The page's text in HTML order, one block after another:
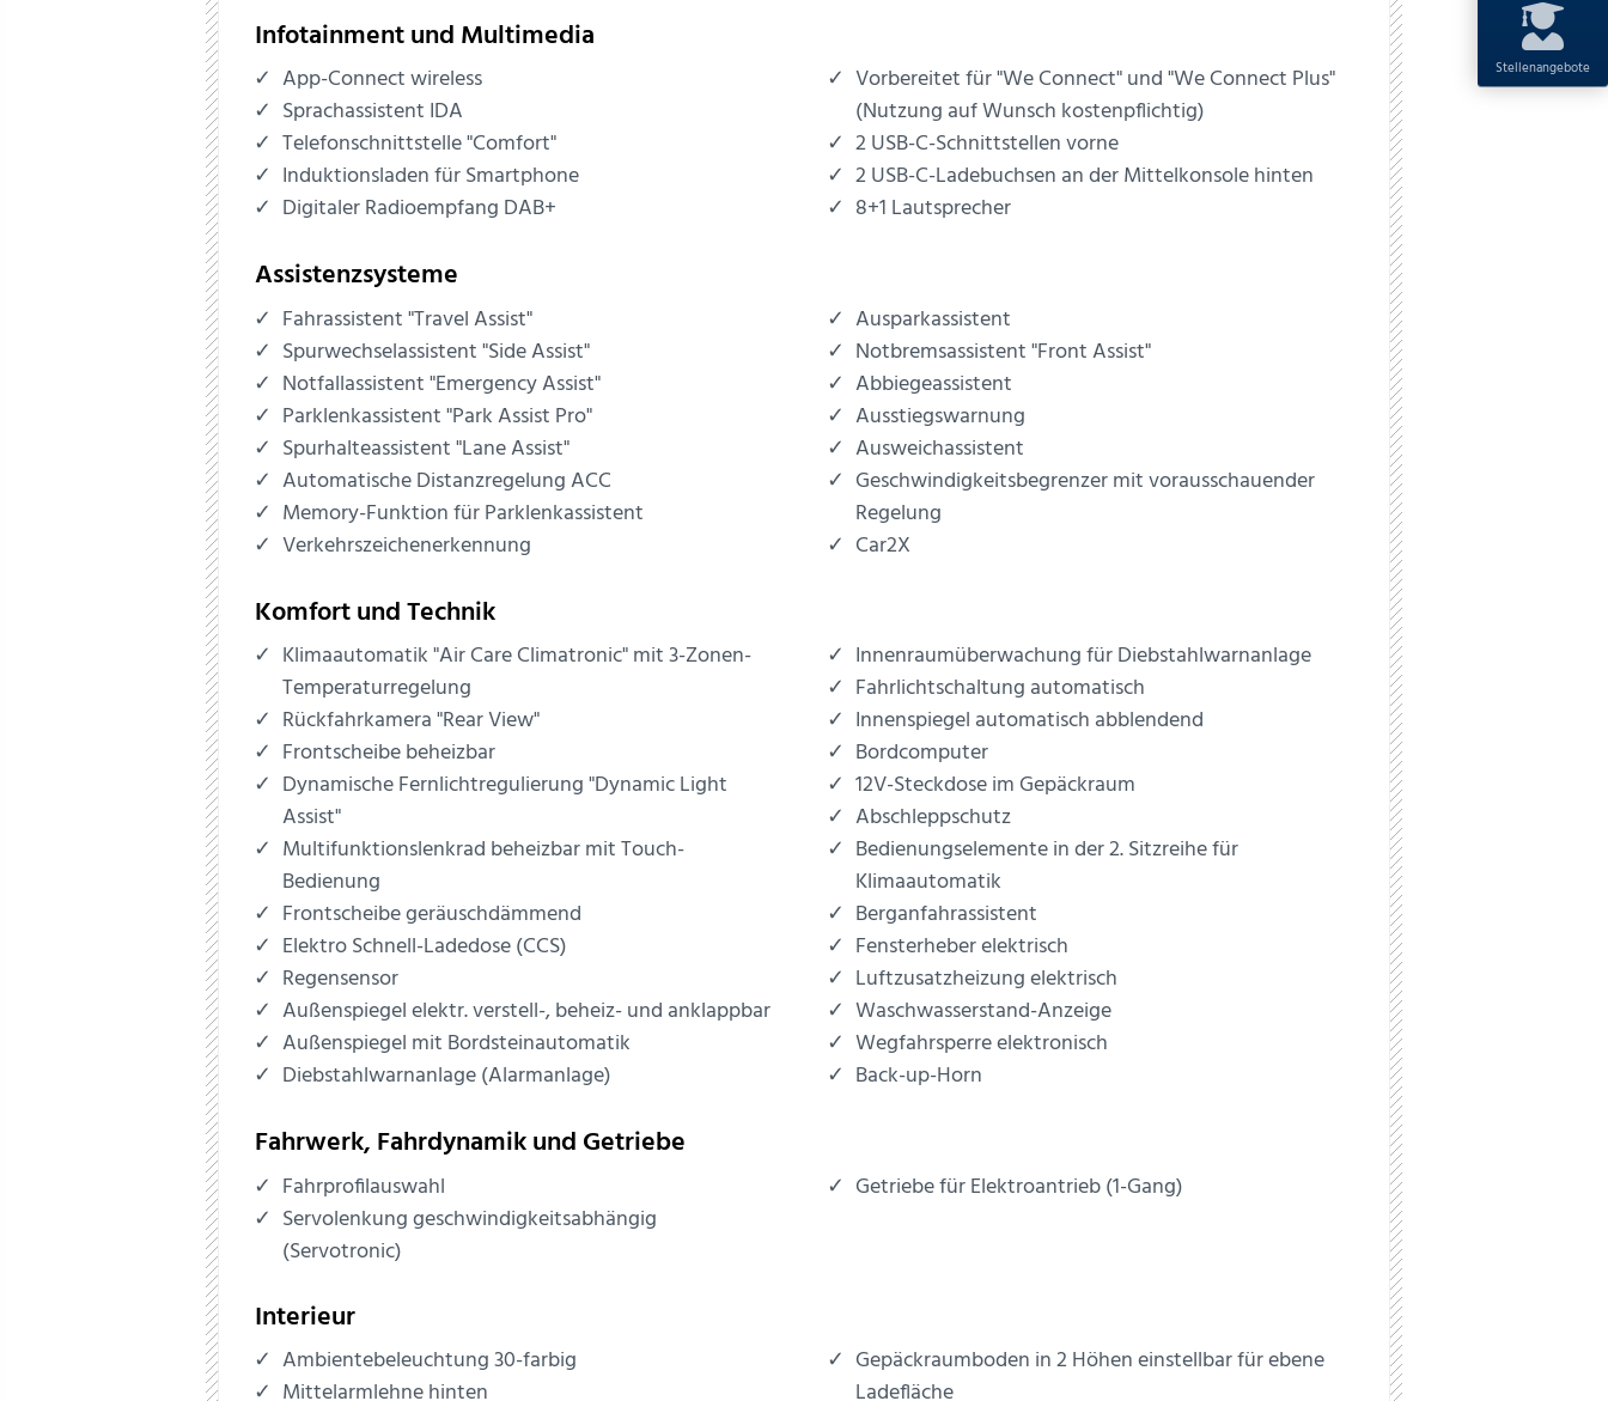
Stellenangebote
Infotainment und Multimedia
App-Connect wireless
Sprachassistent IDA
Telefonschnittstelle "Comfort"
Induktionsladen für Smartphone
Digitaler Radioempfang DAB+
Vorbereitet für "We Connect" und "We Connect Plus"
(Nutzung auf Wunsch kostenpflichtig)
2 USB-C-Schnittstellen vorne
2 USB-C-Ladebuchsen an der Mittelkonsole hinten
8+1 Lautsprecher
Assistenzsysteme
Fahrassistent "Travel Assist"
Spurwechselassistent "Side Assist"
Notfallassistent "Emergency Assist"
Parklenkassistent "Park Assist Pro"
Spurhalteassistent "Lane Assist"
Automatische Distanzregelung ACC
Memory-Funktion für Parklenkassistent
Verkehrszeichenerkennung
Ausparkassistent
Notbremsassistent "Front Assist"
Abbiegeassistent
Ausstiegswarnung
Ausweichassistent
Geschwindigkeitsbegrenzer mit vorausschauender
Regelung
Car2X
Komfort und Technik
Klimaautomatik "Air Care Climatronic" mit 3-Zonen-
Temperaturregelung
Rückfahrkamera "Rear View"
Frontscheibe beheizbar
Dynamische Fernlichtregulierung "Dynamic Light
Assist"
Multifunktionslenkrad beheizbar mit Touch-
Bedienung
Frontscheibe geräuschdämmend
Elektro Schnell-Ladedose (CCS)
Regensensor
Außenspiegel elektr. verstell-, beheiz- und anklappbar
Außenspiegel mit Bordsteinautomatik
Diebstahlwarnanlage (Alarmanlage)
Innenraumüberwachung für Diebstahlwarnanlage
Fahrlichtschaltung automatisch
Innenspiegel automatisch abblendend
Bordcomputer
12V-Steckdose im Gepäckraum
Abschleppschutz
Bedienungselemente in der 2. Sitzreihe für
Klimaautomatik
Berganfahrassistent
Fensterheber elektrisch
Luftzusatzheizung elektrisch
Waschwasserstand-Anzeige
Wegfahrsperre elektronisch
Back-up-Horn
Fahrwerk, Fahrdynamik und Getriebe
Fahrprofilauswahl
Servolenkung geschwindigkeitsabhängig
(Servotronic)
Getriebe für Elektroantrieb (1-Gang)
Interieur
Ambientebeleuchtung 30-farbig
Mittelarmlehne hinten
Gepäckraumboden in 2 Höhen einstellbar für ebene
Ladefläche